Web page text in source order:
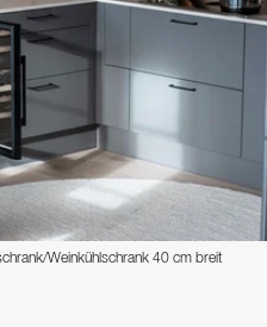
/Weinkühlschrank 40 cm breit